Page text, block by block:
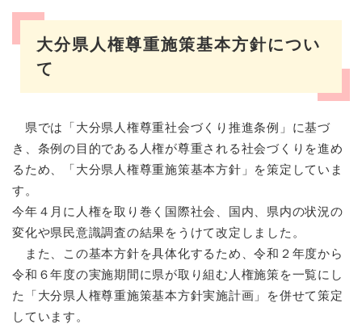
大分県人権尊重施策基本方針につい
て
県では「大分県人権尊重社会づくり推進条例」に基づ
き、条例の目的である人権が尊重される社会づくりを進め
るため、「大分県人権尊重施策基本方針」を策定していま
す。
今年４月に人権を取り巻く国際社会、国内、県内の状況の
変化や県民意識調査の結果をうけて改定しました。
また、この基本方針を具体化するため、令和２年度から
令和６年度の実施期間に県が取り組む人権施策を一覧にし
た「大分県人権尊重施策基本方針実施計画」を併せて策定
しています。